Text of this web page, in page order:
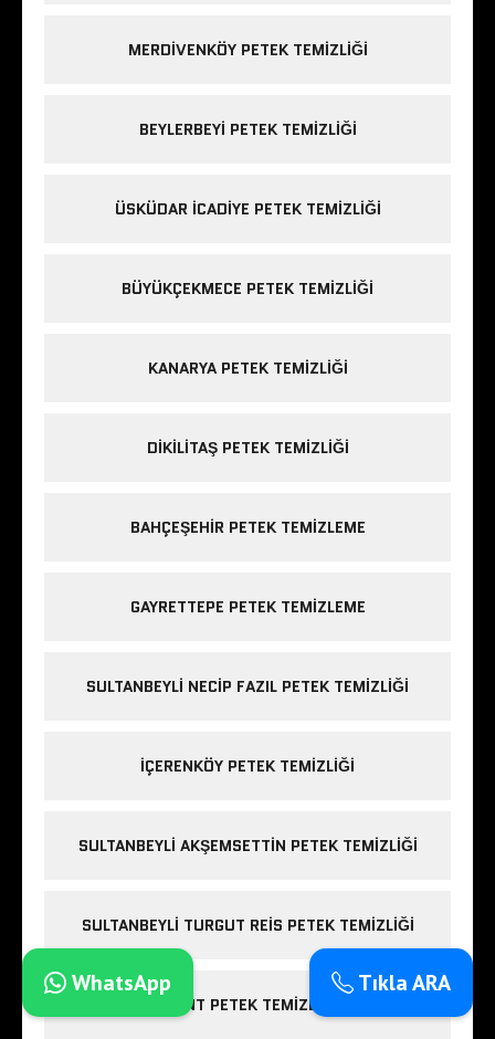
MERDIVENKÖY PETEK TEMIZLIĞI
BEYLERBEYI PETEK TEMIZLIĞI
ÜSKÜDAR ICADIYE PETEK TEMIZLIĞI
BÜYÜKÇEKMECE PETEK TEMIZLIĞI
KANARYA PETEK TEMIZLIĞI
DIKILITAŞ PETEK TEMIZLIĞI
BAHÇEŞEHIR PETEK TEMIZLEME
GAYRETTEPE PETEK TEMIZLEME
SULTANBEYLI NECIP FAZIL PETEK TEMIZLIĞI
IÇERENKÖY PETEK TEMIZLIĞI
SULTANBEYLI AKŞEMSETTIN PETEK TEMIZLIĞI
SULTANBEYLI TURGUT REIS PETEK TEMIZLIĞI
LEVENT PETEK TEMIZLEME
Tıkla ARA
WhatsApp